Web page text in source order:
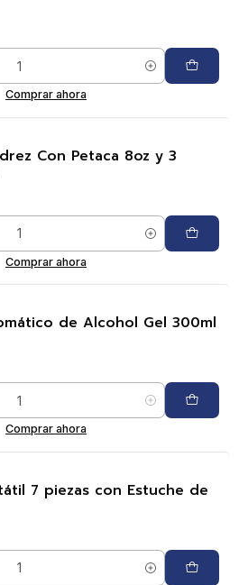
Comprar ahora
Con Petaca 8oz y 3
Comprar ahora
de Alcohol Gel 300ml
Comprar ahora
7 piezas con Estuche de